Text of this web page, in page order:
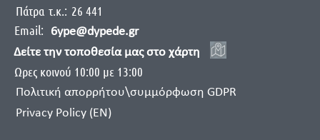
Πάτρα τ.κ.: 26 441
Email:
6ype@dypede.gr
Δείτε την τοποθεσία μας στο χάρτη
Ωρες κοινού 10:00 με 13:00
Πολιτική απορρήτου\συμμόρφωση GDPR
Privacy Policy (EN)